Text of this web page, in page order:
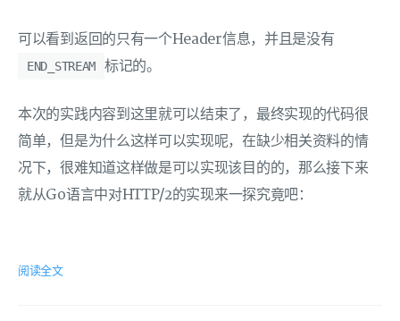
可以看到返回的只有一个Header信息，并且是没有
END_STREAM 标记的。
本次的实践内容到这里就可以结束了，最终实现的代码很
简单，但是为什么这样可以实现呢，在缺少相关资料的情
况下，很难知道这样做是可以实现该目的的，那么接下来
就从Go语言中对HTTP/2的实现来一探究竟吧：
阅读全文